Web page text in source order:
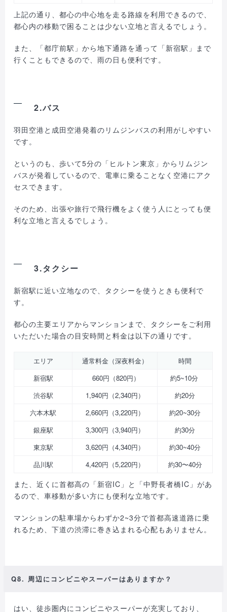
上記の通り、都心の中心地を走る路線を利用できるので、
都心内の移動で困ることは少ない立地と言えるでしょう。
また、「都庁前駅」から地下通路を通って「新宿駅」まで
行くこともできるので、雨の日も便利です。
2.バス
羽田空港と成田空港発着のリムジンバスの利用がしやすい
です。
というのも、歩いて5分の「ヒルトン東京」からリムジン
バスが発着しているので、電車に乗ることなく空港にアク
セスできます。
そのため、出張や旅行で飛行機をよく使う人にとっても便
利な立地と言えるでしょう。
3.タクシー
新宿駅に近い立地なので、タクシーを使うときも便利で
す。
都心の主要エリアからマンションまで、タクシーをご利用
いただいた場合の目安時間と料金は以下の通りです。
エリア 通常料金（深夜料金）
時間
新宿駅
660円（820円）
約5~10分
渋谷駅
1,940円（2,340円）
約20分
六本木駅
2,660円（3,220円）
約20~30分
銀座駅
3,300円（3,940円）
約30分
東京駅
3,620円（4,340円）
約30~40分
品川駅
4,420円（5,220円） 約30〜40分
また、近くに首都高の「新宿IC」と「中野長者橋IC」があ
るので、車移動が多い方にも便利な立地です。
マンションの駐車場からわずか2~3分で首都高速道路に乗
れるため、下道の渋滞に巻き込まれる心配もありません。
Q8. 周辺にコンビニやスーパーはありますか？
はい、徒歩圏内にコンビニやスーパーが充実しており、